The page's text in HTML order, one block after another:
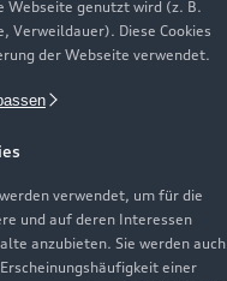
Webseite genutzt wird (z. B.
Verweildauer). Diese Cookies
der Webseite verwendet.
verwendet, um für die
und auf deren Interessen
anzubieten. Sie werden auch
einer